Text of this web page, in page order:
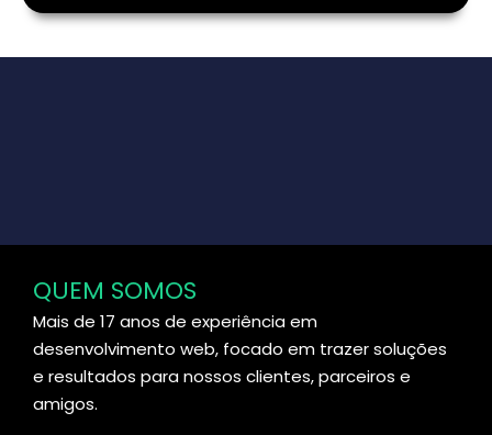
QUEM SOMOS
Mais de 17 anos de experiência em
desenvolvimento web, focado em trazer soluções
e resultados para nossos clientes, parceiros e
amigos.